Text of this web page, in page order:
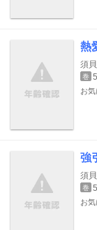
熱
須
巻
お気
強
須
巻
お気